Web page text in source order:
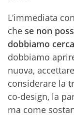
L’immediata
che se non
dobbiamo
dobbiamo
nuova,
considerare la
co-design, la
ma come